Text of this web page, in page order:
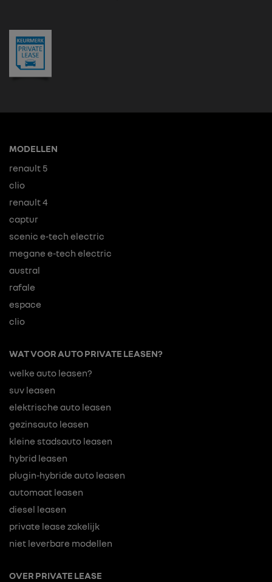
MODELLEN
renault 5
clio
renault 4
captur
scenic e-tech electric
megane e-tech electric
austral
rafale
espace
clio
WAT VOOR AUTO PRIVATE LEASEN?
welke auto leasen?
suv leasen
elektrische auto leasen
gezinsauto leasen
kleine stadsauto leasen
hybrid leasen
plugin-hybride auto leasen
automaat leasen
diesel leasen
private lease zakelijk
niet leverbare modellen
OVER PRIVATE LEASE